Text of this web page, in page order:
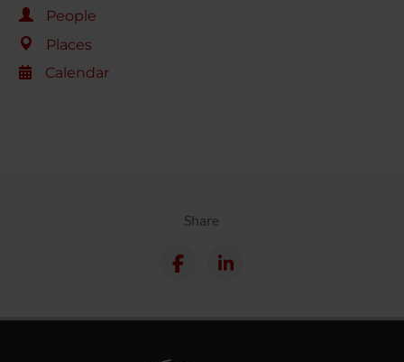
People
Places
Calendar
Share